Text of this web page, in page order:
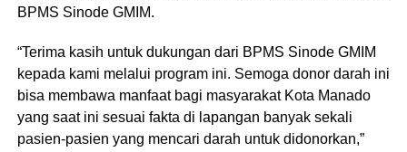
BPMS Sinode GMIM.
“Terima kasih untuk dukungan dari BPMS Sinode GMIM
kepada kami melalui program ini. Semoga donor darah ini
bisa membawa manfaat bagi masyarakat Kota Manado
yang saat ini sesuai fakta di lapangan banyak sekali
pasien-pasien yang mencari darah untuk didonorkan,”